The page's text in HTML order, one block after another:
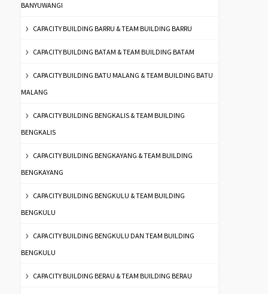
BANYUWANGI
CAPACITY BUILDING BARRU & TEAM BUILDING BARRU
CAPACITY BUILDING BATAM & TEAM BUILDING BATAM
CAPACITY BUILDING BATU MALANG & TEAM BUILDING BATU
MALANG
CAPACITY BUILDING BENGKALIS & TEAM BUILDING
BENGKALIS
CAPACITY BUILDING BENGKAYANG & TEAM BUILDING
BENGKAYANG
CAPACITY BUILDING BENGKULU & TEAM BUILDING
BENGKULU
CAPACITY BUILDING BENGKULU DAN TEAM BUILDING
BENGKULU
CAPACITY BUILDING BERAU & TEAM BUILDING BERAU